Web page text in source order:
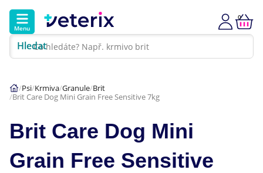
Menu
Hledat
0
Hlavní kategorie
Akce
Psi
Psi Krmiva Granule Brit
Brit Care Dog Mini Grain Free Sensitive 7kg
Brit Care Dog Mini
Grain Free Sensitive